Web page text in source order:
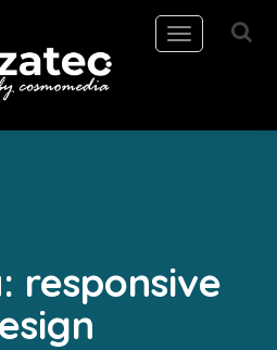
Toggle
navigation
responsive